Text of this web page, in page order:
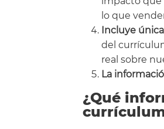
lo que
Incluye
del
real sobre
La
¿Qué